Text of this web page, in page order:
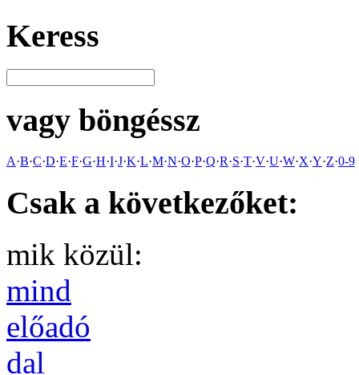
Keress
vagy böngéssz
A·B·C·D·E·F·G·H·I·J·K·L·M·N·O·P·Q·R·S·T·V·U·W·X·Y·Z·0-9
Csak a következőket:
mik közül:
mind
előadó
dal